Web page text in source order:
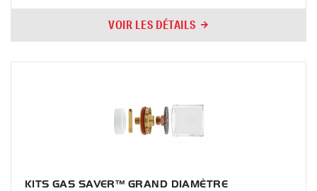
VOIR LES DÉTAILS
KITS GAS SAVER™ GRAND DIAMÈTRE